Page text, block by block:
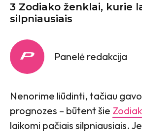
3 Zodiako ženklai, kurie
silpniausiais
Panelė redakcija
Nenorime liūdinti, tačiau
prognozes – būtent šie
laikomi pačiais silpniausiais.